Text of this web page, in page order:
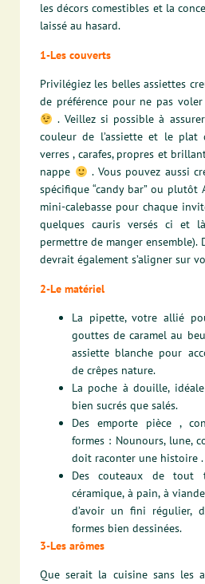
les décors comestibles et la
laissé au hasard.
1-Les couverts
Privilégiez les belles assiettes
de préférence pour ne pas
. Veillez si possible à
couleur de l’assiette et le plat
verres , carafes, propres et
nappe
. Vous pouvez aussi
spécifique “candy bar” ou plutôt
mini-calebasse pour chaque
quelques cauris versés ci et
permettre de manger ensemble).
devrait également s’aligner sur
2-Le matériel
La pipette, votre allié
gouttes de caramel au
assiette blanche pour
de crêpes nature.
La poche à douille,
bien sucrés que salés.
Des emporte pièce ,
formes : Nounours, lune,
doit raconter une histoire .
Des couteaux de tout
céramique, à pain, à
d’avoir un fini régulier,
formes bien dessinées.
3-Les arômes
Que serait la cuisine sans les